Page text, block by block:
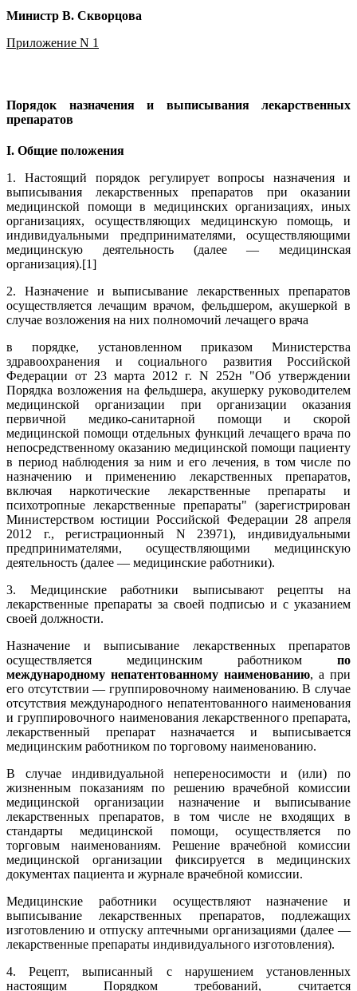
Министр В. Скворцова
Приложение N 1
Порядок назначения и выписывания лекарственных
препаратов
I. Общие положения
1. Настоящий порядок регулирует вопросы назначения и
выписывания лекарственных препаратов при оказании
медицинской помощи в медицинских организациях, иных
организациях, осуществляющих медицинскую помощь, и
индивидуальными предпринимателями, осуществляющими
медицинскую деятельность (далее — медицинская
организация).[1]
2. Назначение и выписывание лекарственных препаратов
осуществляется лечащим врачом, фельдшером, акушеркой в
случае возложения на них полномочий лечащего врача
в порядке, установленном приказом Министерства
здравоохранения и социального развития Российской
Федерации от 23 марта 2012 г. N 252н "Об утверждении
Порядка возложения на фельдшера, акушерку руководителем
медицинской организации при организации оказания
первичной медико-санитарной помощи и скорой
медицинской помощи отдельных функций лечащего врача по
непосредственному оказанию медицинской помощи пациенту
в период наблюдения за ним и его лечения, в том числе по
назначению и применению лекарственных препаратов,
включая наркотические лекарственные препараты и
психотропные лекарственные препараты" (зарегистрирован
Министерством юстиции Российской Федерации 28 апреля
2012 г., регистрационный N 23971), индивидуальными
предпринимателями, осуществляющими медицинскую
деятельность (далее — медицинские работники).
3. Медицинские работники выписывают рецепты на
лекарственные препараты за своей подписью и с указанием
своей должности.
Назначение и выписывание лекарственных препаратов
осуществляется медицинским работником по
международному непатентованному наименованию, а при
его отсутствии — группировочному наименованию. В случае
отсутствия международного непатентованного наименования
и группировочного наименования лекарственного препарата,
лекарственный препарат назначается и выписывается
медицинским работником по торговому наименованию.
В случае индивидуальной непереносимости и (или) по
жизненным показаниям по решению врачебной комиссии
медицинской организации назначение и выписывание
лекарственных препаратов, в том числе не входящих в
стандарты медицинской помощи, осуществляется по
торговым наименованиям. Решение врачебной комиссии
медицинской организации фиксируется в медицинских
документах пациента и журнале врачебной комиссии.
Медицинские работники осуществляют назначение и
выписывание лекарственных препаратов, подлежащих
изготовлению и отпуску аптечными организациями (далее —
лекарственные препараты индивидуального изготовления).
4. Рецепт, выписанный с нарушением установленных
настоящим Порядком требований, считается